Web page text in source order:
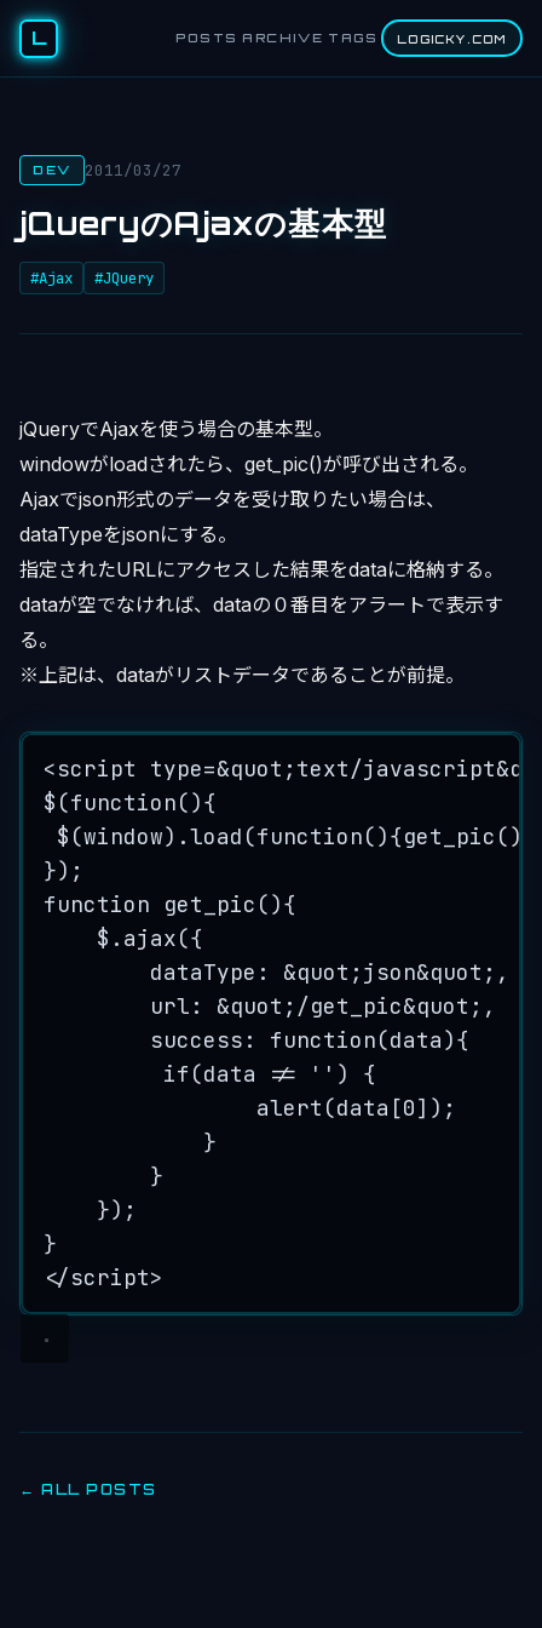
L POSTS ARCHIVE TAGS LOGICKY.COM
DEV 2011/03/27
jQueryのAjaxの基本型
#Ajax #JQuery
jQueryでAjaxを使う場合の基本型。
windowがloadされたら、get_pic()が呼び出される。
Ajaxでjson形式のデータを受け取りたい場合は、
dataTypeをjsonにする。
指定されたURLにアクセスした結果をdataに格納する。
dataが空でなければ、dataの０番目をアラートで表示す
る。
※上記は、dataがリストデータであることが前提。
<script type=&quot;text/
$(function(){
});
function
get_pic(){
$.ajax({
dataType:
&quot;json&quot;,
url:
&quot;/get_pic&quot;,
success:
function(data){
if(data
!= '' )
{
alert (data [0]) ;
}
}
});
}
</script>
← ALL POSTS